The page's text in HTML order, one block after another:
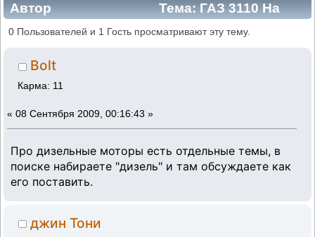
Автор
Тема: ГАЗ 3110 На
Масика 2141 (Прочитано 17153 раз)
0 Пользователей и 1 Гость просматривают эту тему.
Bolt
Карма: 11
« 08 Сентября 2009, 00:16:43 »
Про дизельные моторы есть отдельные темы, в
поиске набираете "дизель" и там обсуждаете как
его поставить.
джин Тони